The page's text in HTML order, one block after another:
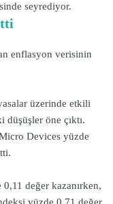
seyrediyor.
enflasyon verisinin
üzerinde etkili
öne çıktı.
Devices yüzde
değer kazanırken,